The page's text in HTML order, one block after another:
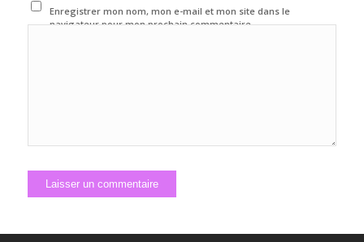
Enregistrer mon nom, mon e-mail et mon site dans le
navigateur pour mon prochain commentaire.